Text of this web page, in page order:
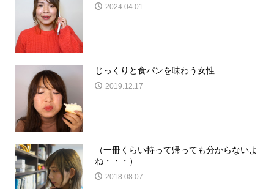
2024.04.01
じっくりと食パンを味わう女性
2019.12.17
（一冊くらい持って帰っても分からないよ
ね・・・）
2018.08.07